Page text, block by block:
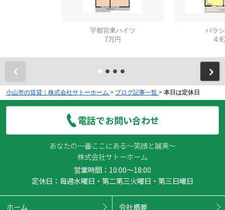
宇都宮東ハイツ
7万円
パラ
4.9
小山市の賃貸｜株式会社サトーホーム > ブログ記事一覧 > 本日は定休日
電話でお問い合わせ
あなたの一番ここにある～笑顔と誠実～
株式会社サトーホーム
営業時間：10:00～18:00
定休日：毎週水曜日・第二第三火曜日・第三日曜日
ホーム 会社概要